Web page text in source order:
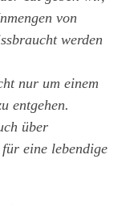
von
werden
nur um einem
entgehen.
über
für eine lebendige